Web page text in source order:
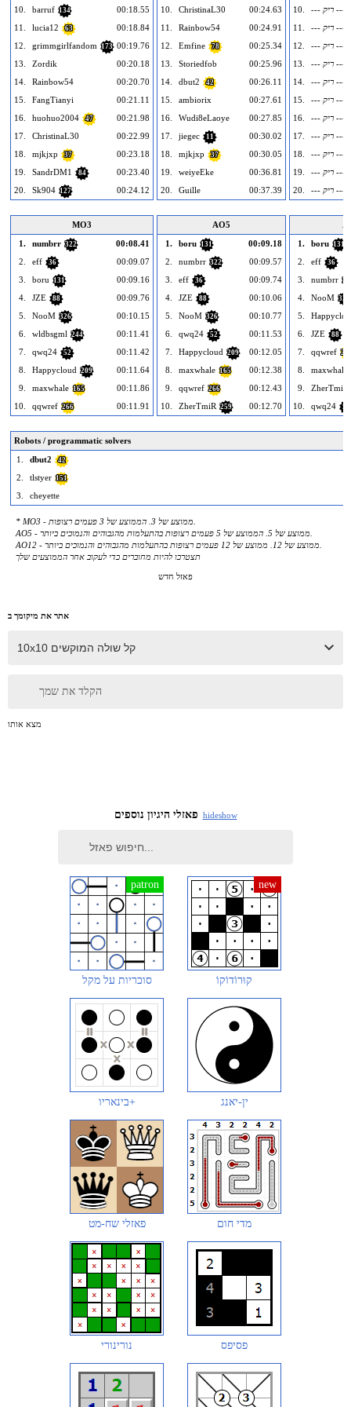
10.
barruf 134
00:18.55
11.
lucia12 63
00:18.84
12.
grimmgirlfandom 173 00:19.76
13.
Zordik
00:20.18
14.
Rainbow54
00:20.70
15.
FangTianyi
00:21.11
16.
huohuo2004 47
00:21.98
17.
ChristinaL30
00:22.99
18.
mjkjxp 37
00:23.18
19.
SandrDM1 84
00:23.40
20.
Sk904 127 00:24.12
10.
ChristinaL30
00:24.63
11.
Rainbow54
00:24.91
12.
Emfine 78
00:25.34
13.
Storiedfob
00:25.96
14.
dbut2 42
00:26.11
15.
ambiorix
00:27.61
16.
Wudi8eLaoye
00:27.85
17.
jiegec 11
00:30.02
18.
mjkjxp 37
00:30.05
19.
weiyeEke
00:36.81
20.
Guille 00:37.39
10.
--- ריק ---
11.
--- ריק ---
12.
--- ריק ---
13.
--- ריק ---
14.
--- ריק ---
15.
--- ריק ---
16.
--- ריק ---
17.
--- ריק ---
18.
--- ריק ---
19.
--- ריק ---
20.
--- ריק ---
MO3
1.
numbrr 322
00:08.41
2.
eff 36
00:09.07
3.
boru 131
00:09.16
4.
JZE 88
00:09.76
5.
NooM 326
00:10.15
6.
wldbsgml 244
00:11.41
7.
qwq24 52
00:11.42
8.
Happycloud 209
00:11.64
9.
maxwhale 165
00:11.86
10.
qqwref 266 00:11.91
AO5
1.
boru 131
00:09.18
2.
numbrr 322
00:09.57
3.
eff 36
00:09.74
4.
JZE 88
00:10.06
5.
NooM 326
00:10.77
6.
qwq24 52
00:11.53
7.
Happycloud 209
00:12.05
8.
maxwhale 165
00:12.38
9.
qqwref 266
00:12.43
10.
ZherTmiR 259 00:12.70
1.
boru 131
2. eff 36
3. numbrr
4. NooM 326
5.
6.
JZE 88
7. qqwref
8.
maxwhale
9.
ZherTmiR
10.
qwq24 52
Robots / programmatic solvers
1.
dbut2 42
2. tlstyer 151
3. cheyette
תצטרכו להיות מחוברים כדי לעקוב אחר הממוצעים שלך
פאזל חדש
אתר את מיקומך ב
הקלד את שמך
מצא אותו
פאזלי היגיון נוספים hideshow
סוכריות על מקל קוּרוֹדוֹקוֹ
בינאריו+ ין-יאנג
פאזלי שח-מט מדי חום
נורינורי פסיפס